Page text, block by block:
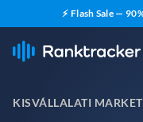
⚡ Flash Sale —
KISVÁLLALATI